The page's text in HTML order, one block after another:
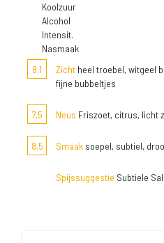
Koolzuur
Alcohol
Intensit.
Nasmaak
8,1
Zicht heel troebel, witgeel
fijne bubbeltjes
7,5 Neus Friszoet, citrus, licht
8,5 Smaak soepel, subtiel,
Spijssuggestie Subtiele